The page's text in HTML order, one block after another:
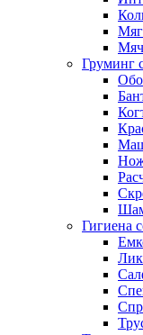
Груминг
Гигиена